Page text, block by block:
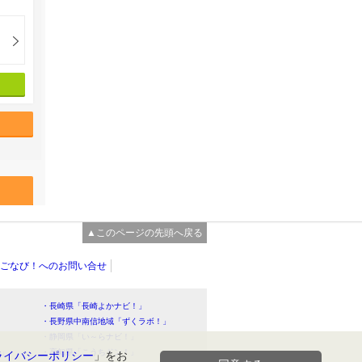
▲このページの先頭へ戻る
なび！へのお問い合せ
・長崎県「長崎よかナビ！」
・長野県中南信地域「ずくラボ！」
・高知県「こうちドン！」
イバシーポリシー 」をお